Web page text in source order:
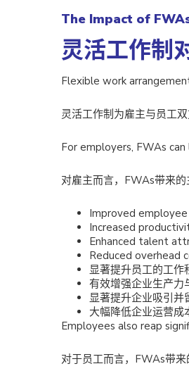
The Impact of
灵活工作制
Flexible work
灵活工作制为雇主与员工双
For employers, FWAs
对雇主而言，FWAs带来的
Improved
Increased
Enhanced talent
Reduced overhead
显著提升员工的工作
有效增强企业生产力
显著提升企业吸引并
大幅降低企业运营成
Employees also reap
对于员工而言，FWAs带来